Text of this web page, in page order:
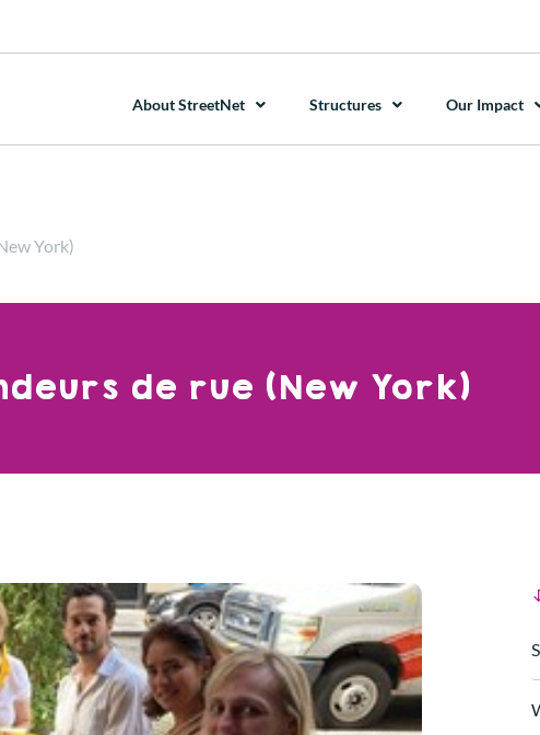
About StreetNet Structures Our Impact
York)
de rue (New York)